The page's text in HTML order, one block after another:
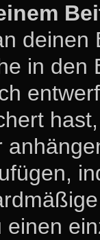
in den
einen